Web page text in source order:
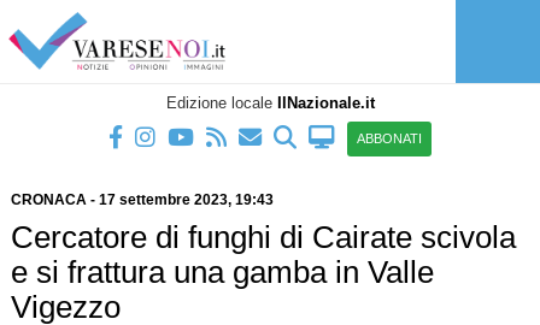
Edizione locale IlNazionale.it
ABBONATI
CRONACA- 17 settembre 2023, 19:43
Cercatore di funghi di Cairate scivola
e si frattura una gamba in Valle
Vigezzo